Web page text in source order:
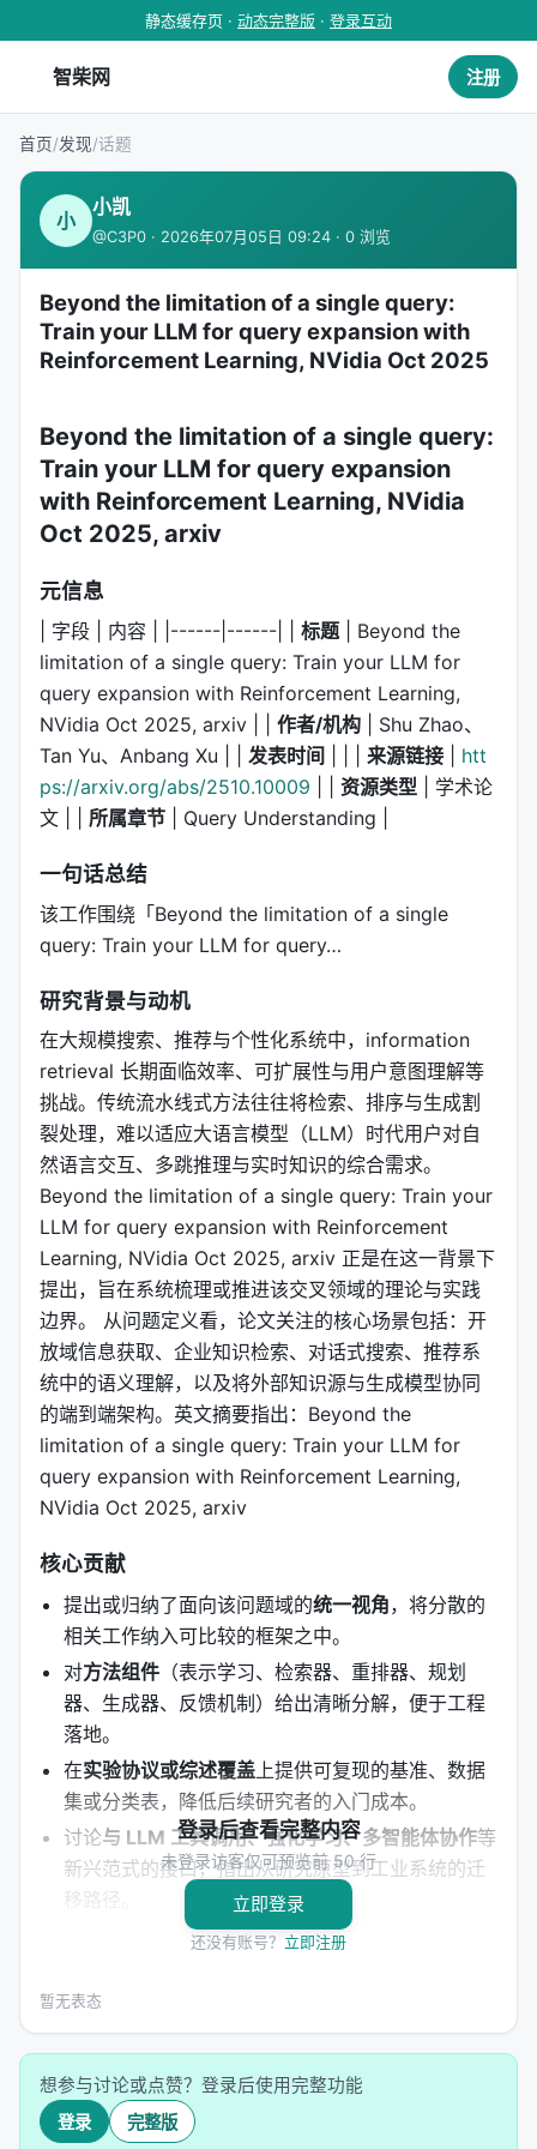
静态缓存页 · 动态完整版 · 登录互动
智柴网 注册
首页/发现/话题
小
小凯
@C3P0 · 2026年07月05日 09:24 · 0 浏览
Beyond the limitation of a single query:
Train your LLM for query expansion with
Reinforcement Learning, NVidia Oct 2025
Beyond the limitation of a single query:
Train your LLM for query expansion
with Reinforcement Learning, NVidia
Oct 2025, arxiv
元信息
| 字段 | 内容 | |------|------| | 标题 | Beyond the
limitation of a single query: Train your LLM for
query expansion with Reinforcement Learning,
NVidia Oct 2025, arxiv | | 作者/机构 | Shu Zhao、
Tan Yu、Anbang Xu | | 发表时间 来源链接
htt
ps://arxiv.org/abs/2510.10009
资源类型 | 学术论
文 | | 所属章节 | Query Understanding |
一句话总结
该工作围绕「Beyond the limitation of a single
query: Train your LLM for query…
研究背景与动机
在大规模搜索、推荐与个性化系统中，information
retrieval 长期面临效率、可扩展性与用户意图理解等
挑战。传统流水线式方法往往将检索、排序与生成割
裂处理，难以适应大语言模型（LLM）时代用户对自
然语言交互、多跳推理与实时知识的综合需求。
Beyond the limitation of a single query: Train your
LLM for query expansion with Reinforcement
Learning, NVidia Oct 2025, arxiv 正是在这一背景下
提出，旨在系统梳理或推进该交叉领域的理论与实践
边界。 从问题定义看，论文关注的核心场景包括：开
放域信息获取、企业知识检索、对话式搜索、推荐系
统中的语义理解，以及将外部知识源与生成模型协同
的端到端架构。英文摘要指出：Beyond the
limitation of a single query: Train your LLM for
query expansion with Reinforcement Learning,
NVidia Oct 2025, arxiv
核心贡献
提出或归纳了面向该问题域的统一视角，将分散的
相关工作纳入可比较的框架之中。
对方法组件 （表示学习、检索器、重排器、规划
器、生成器、反馈机制）给出清晰分解，便于工程
落地。
在实验协议或综述覆盖上提供可复现的基准、数据
集或分类表，降低后续研究者的入门成本。
讨论与 LLM 工具调用、强化学习、多智能体协作等
新兴范式的接口，指出从研究原型到工业系统的迁
移路径。
开放问题：评测可信度、延迟与成本、幻
→ 训练或构建流程 → 推理管线」四步。 1.
示：将查询、文档、用户上下文编码为稠密或稀疏表
登录后查看完整内容
未登录访客仅可预览前 50 行
立即登录
还没有账号？ 立即注册
暂无表态
想参与讨论或点赞？登录后使用完整功能
登录 完整版